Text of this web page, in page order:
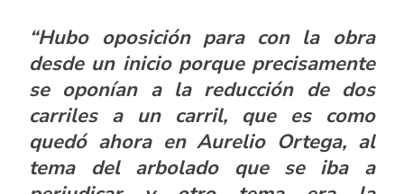
“Hubo oposición para con la obra
desde un inicio porque precisamente
se oponían a la reducción de dos
carriles a un carril, que es como
quedó ahora en Aurelio Ortega, al
tema del arbolado que se iba a